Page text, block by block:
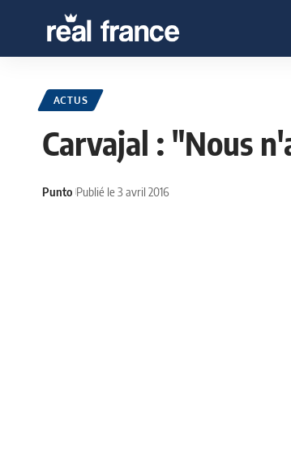
ACTUS
Carvajal : "Nous
Punto Publié le 3 avril 2016